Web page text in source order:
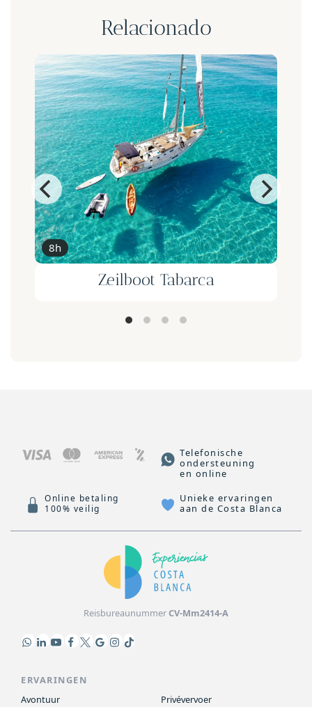
Relacionado
5h Vanaf €69,90
⚡️ Aanbieding voor groepen
Tour en eBike y Cata de vino
Telefonische
ondersteuning
en online
Online betaling
100% veilig
Unieke ervaringen
aan de Costa Blanca
ReisbureaunummerCV-Mm2414-A
ERVARINGEN
Avontuur
Privévervoer